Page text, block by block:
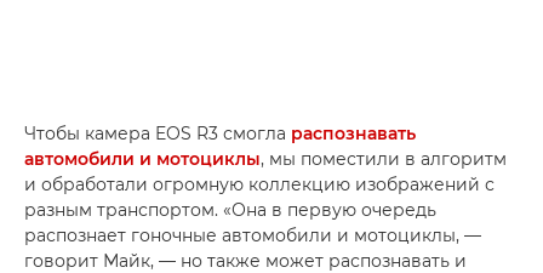
Чтобы камера EOS R3 смогла распознавать
автомобили и мотоциклы, мы поместили в алгоритм
и обработали огромную коллекцию изображений с
разным транспортом. «Она в первую очередь
распознает гоночные автомобили и мотоциклы, —
говорит Майк, — но также может распознавать и